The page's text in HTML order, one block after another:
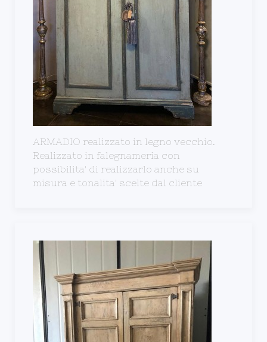
ARMADIO realizzato in legno vecchio.
Realizzato in falegnameria con
possibilita' di realizzarlo anche su
misura e tonalita' scelte dal cliente